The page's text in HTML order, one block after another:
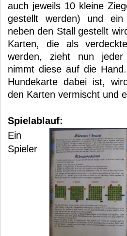
auch jeweils 10 kleine
gestellt werden) und
neben den Stall gestellt
Karten, die als
werden, zieht nun
nimmt diese auf die
Hundekarte dabei ist,
den Karten vermischt und
Spielablauf:
Ein
Spieler